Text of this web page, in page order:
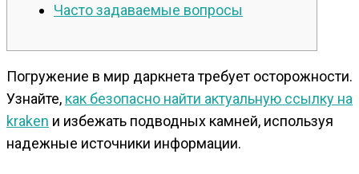
Часто задаваемые вопросы
Погружение в мир даркнета требует осторожности.
Узнайте, как безопасно найти актуальную ссылку на
kraken и избежать подводных камней, используя
надежные источники информации.